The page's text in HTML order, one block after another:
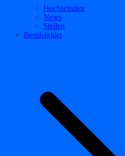
Hochschulen
News
Stellen
Berufsfelder